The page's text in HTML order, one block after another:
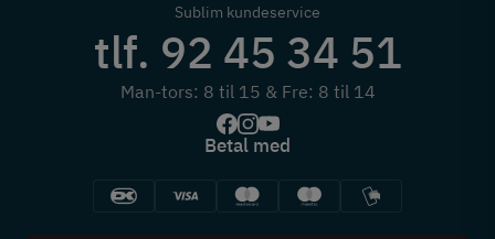
Sublim kundeservice
tlf. 92 45 34 51
Man-tors: 8 til 15 & Fre: 8 til 14
Betal med